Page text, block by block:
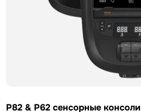
P82 & P62 сенсорные консоли